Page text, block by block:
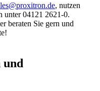
@proxitron.de, nutzen
unter 04121 2621-0.
beraten Sie gern und
und